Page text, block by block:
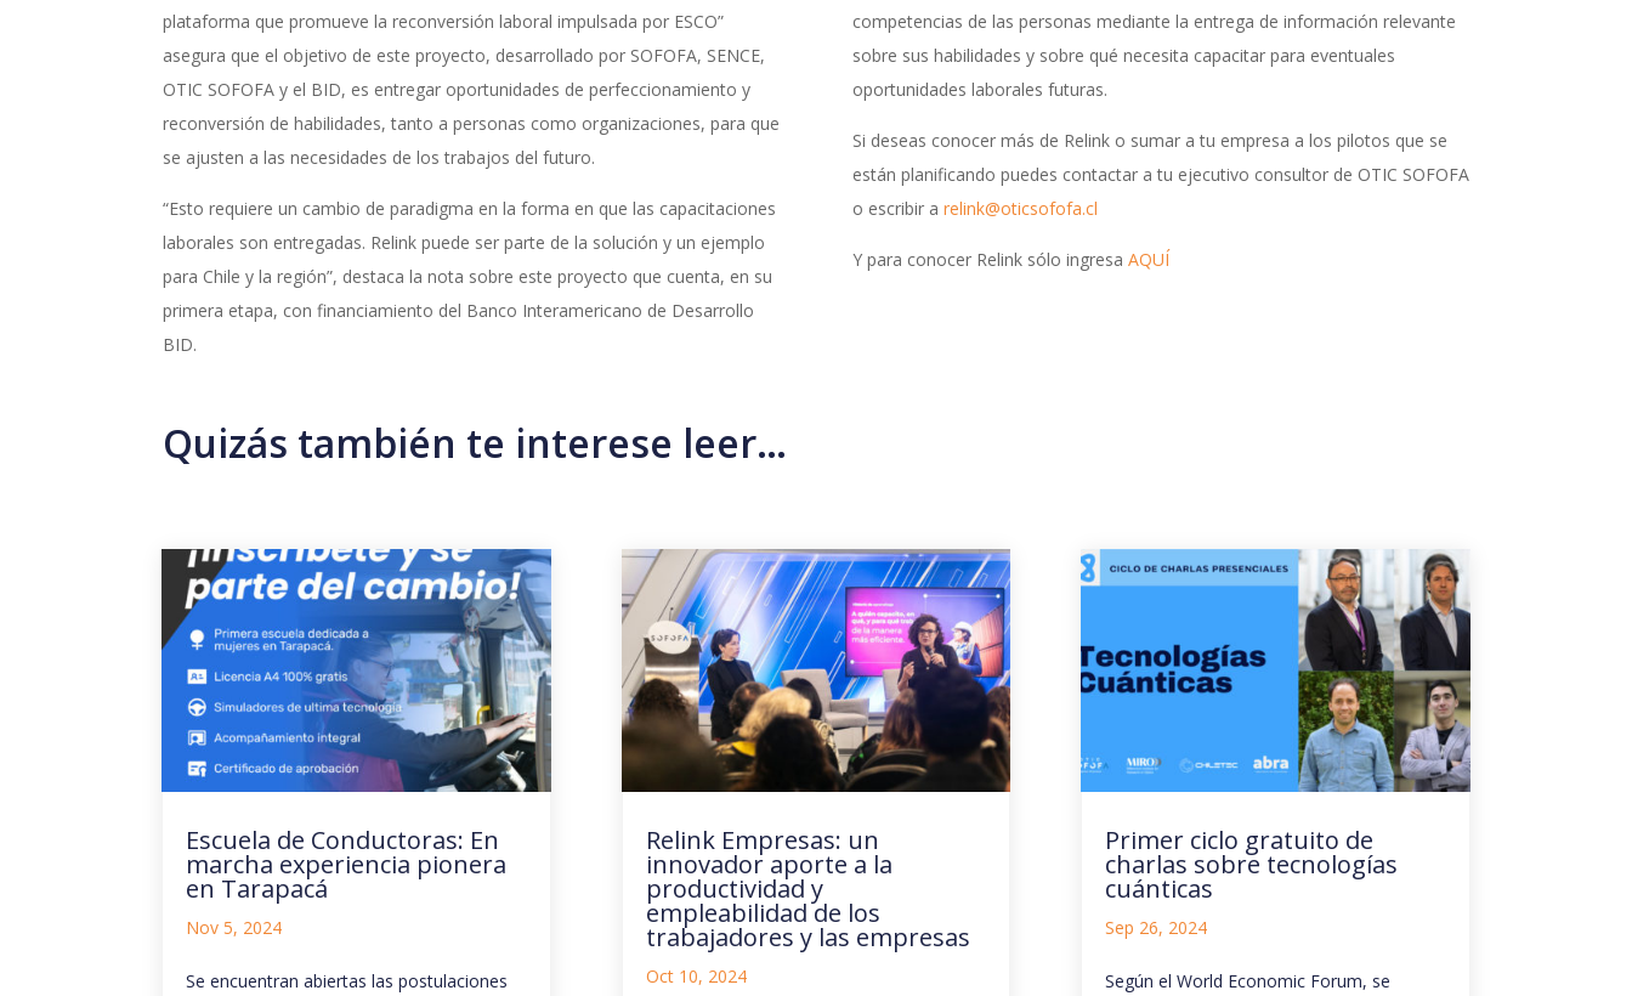
plataforma que promueve la reconversión laboral impulsada por ESCO”
asegura que el objetivo de este proyecto, desarrollado por SOFOFA, SENCE,
OTIC SOFOFA y el BID, es entregar oportunidades de perfeccionamiento y
reconversión de habilidades, tanto a personas como organizaciones, para que
se ajusten a las necesidades de los trabajos del futuro.
“Esto requiere un cambio de paradigma en la forma en que las capacitaciones
laborales son entregadas. Relink puede ser parte de la solución y un ejemplo
para Chile y la región”, destaca la nota sobre este proyecto que cuenta, en su
primera etapa, con financiamiento del Banco Interamericano de Desarrollo
BID.
competencias de las personas mediante la entrega de información relevante
sobre sus habilidades y sobre qué necesita capacitar para eventuales
oportunidades laborales futuras.
Si deseas conocer más de Relink o sumar a tu empresa a los pilotos que se
están planificando puedes contactar a tu ejecutivo consultor de OTIC SOFOFA
o escribir a relink@oticsofofa.cl
Y para conocer Relink sólo ingresa AQUÍ
Quizás también te interese leer…
Escuela de Conductoras: En
marcha experiencia pionera
en Tarapacá
Nov 5, 2024
Se encuentran abiertas las postulaciones
Relink Empresas: un
innovador aporte a la
productividad y
empleabilidad de los
trabajadores y las empresas
Oct 10, 2024
Primer ciclo gratuito de
charlas sobre tecnologías
cuánticas
Sep 26, 2024
Según el World Economic Forum, se